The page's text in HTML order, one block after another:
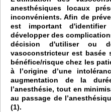
anesthésiques locaux
inconvénients. Afin de
est important
développer des
décision d'utiliser ou
vasoconstricteur est basée
bénéfice/risque chez les
à l’origine d’une
augmentation de la
l’anesthésie, tout en
au passage de
(1).